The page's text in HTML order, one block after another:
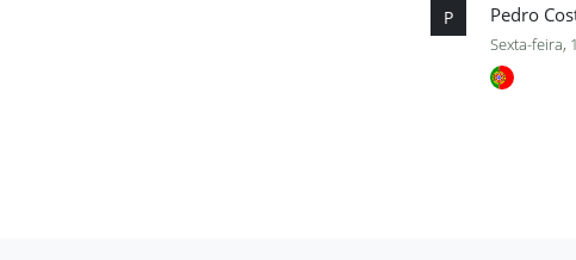
P Pedro
Sexta-feira,